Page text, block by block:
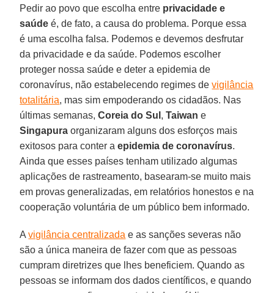
Pedir ao povo que escolha entre privacidade e
saúde é, de fato, a causa do problema. Porque essa
é uma escolha falsa. Podemos e devemos desfrutar
da privacidade e da saúde. Podemos escolher
proteger nossa saúde e deter a epidemia de
coronavírus, não estabelecendo regimes devigilância
totalitária, mas sim empoderando os cidadãos. Nas
últimas semanas,Coreia do Sul ,Taiwan e
Singapura organizaram alguns dos esforços mais
exitosos para conter aepidemia de coronavírus.
Ainda que esses países tenham utilizado algumas
aplicações de rastreamento, basearam-se muito mais
em provas generalizadas, em relatórios honestos e na
cooperação voluntária de um público bem informado.
Avigilância centralizada e as sanções severas não
são a única maneira de fazer com que as pessoas
cumpram diretrizes que lhes beneficiem. Quando as
pessoas se informam dos dados científicos, e quando